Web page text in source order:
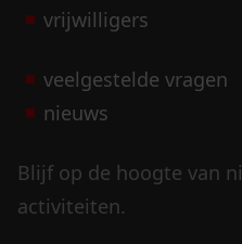
vrijwilligers
veelgestelde vragen
nieuws
Blijf op de hoogte van
activiteiten.